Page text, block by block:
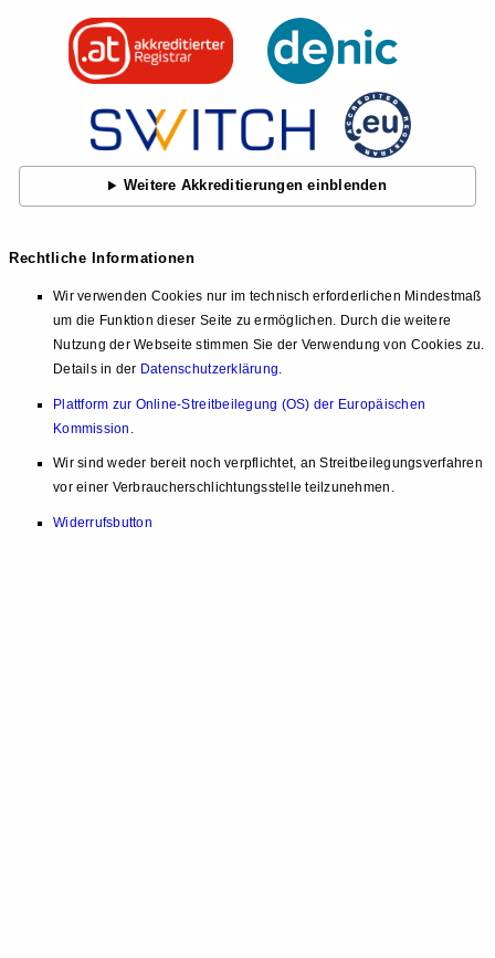
Weitere Akkreditierungen einblenden
Rechtliche Informationen
Wir verwenden Cookies nur im technisch erforderlichen Mindestmaß
um die Funktion dieser Seite zu ermöglichen. Durch die weitere
Nutzung der Webseite stimmen Sie der Verwendung von Cookies zu.
Details in der Datenschutzerklärung.
Plattform zur Online-Streitbeilegung (OS) der Europäischen
Kommission
Wir sind weder bereit noch verpflichtet, an Streitbeilegungsverfahren
vor einer Verbraucherschlichtungsstelle teilzunehmen.
Widerrufsbutton